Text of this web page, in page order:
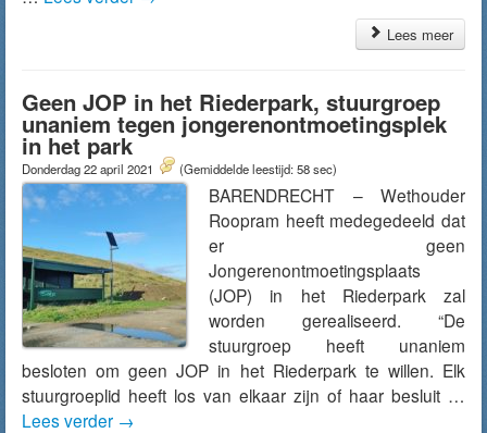
Lees meer
Geen JOP in het Riederpark, stuurgroep
unaniem tegen jongerenontmoetingsplek
in het park
Donderdag 22 april 2021 (Gemiddelde leestijd: 58 sec)
BARENDRECHT – Wethouder
Roopram heeft medegedeeld dat
er geen
Jongerenontmoetingsplaats
(JOP) in het Riederpark zal
worden gerealiseerd. “De
stuurgroep heeft unaniem
besloten om geen JOP in het Riederpark te willen. Elk
stuurgroeplid heeft los van elkaar zijn of haar besluit …
Lees verder →